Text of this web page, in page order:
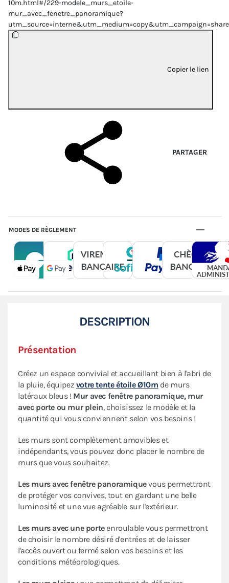
10m.html#/229-modele_murs_etoile-
mur_avec_fenetre_panoramique?
Copier le lien
PARTAGER
MODES DE RÈGLEMENT
DESCRIPTION
Présentation
Créez un espace convivial et accueillant bien à l'abri de
la pluie, équipez votre tente étoile Ø10m de murs
latéraux bleus ! Mur avec fenêtre panoramique, mur
avec porte ou mur plein, choisissez le modèle et la
quantité qui vous conviennent selon vos besoins !
Les murs sont complètement amovibles et
indépendants, vous pouvez donc placer le nombre de
murs que vous souhaitez.
Les murs avec fenêtre panoramiquevous permettront
de protéger vos convives, tout en gardant une belle
luminosité et une vue agréable sur l'extérieur.
Les murs avec une porteenroulable vous permettront
de choisir le nombre désiré d'entrées et de laisser
l'accès ouvert ou fermé selon vos besoins et les
conditions météorologiques.